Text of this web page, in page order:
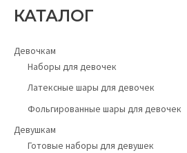
КАТАЛОГ
Девочкам
Наборы для девочек
Латексные шары для девочек
Фольгированные шары для девочек
Девушкам
Готовые наборы для девушек